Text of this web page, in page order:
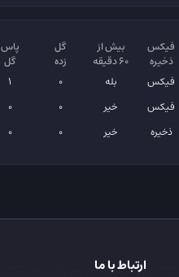
فیکس
ذخیره
بیش از
۶۰ دقیقه
گل
زده
پاس
گل
فیکس بله 0
1
فیکس خیر 0
0
ذخیره خیر 0
0
ارتباط با ما